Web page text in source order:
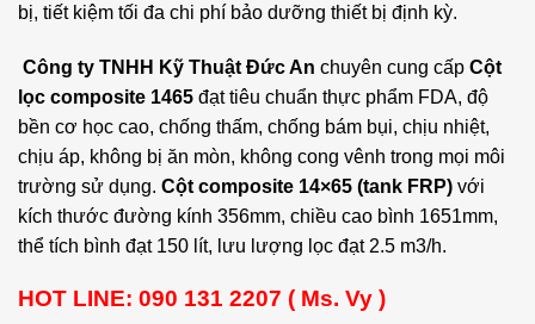
bị, tiết kiệm tối đa chi phí bảo dưỡng thiết bị định kỳ.
Công ty TNHH Kỹ Thuật Đức An chuyên cung cấp Cột
lọc composite 1465 đạt tiêu chuẩn thực phẩm FDA, độ
bền cơ học cao, chống thấm, chống bám bụi, chịu nhiệt,
chịu áp, không bị ăn mòn, không cong vênh trong mọi môi
trường sử dụng. Cột composite 14×65 (tank FRP) với
kích thước đường kính 356mm, chiều cao bình 1651mm,
thể tích bình đạt 150 lít, lưu lượng lọc đạt 2.5 m3/h.
HOT LINE: 090 131 2207 ( Ms. Vy )